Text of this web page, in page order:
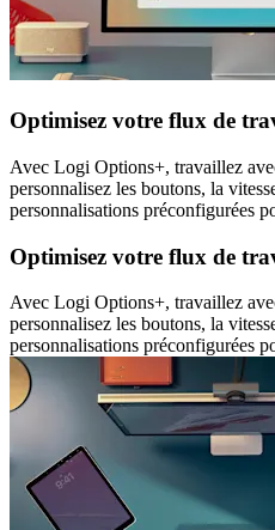
Optimisez votre flux de
Avec Logi Options+, travaillez
personnalisez les boutons, la
personnalisations préconfigurées
Optimisez votre flux de
Avec Logi Options+, travaillez
personnalisez les boutons, la
personnalisations préconfigurées